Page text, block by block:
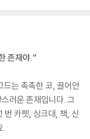
존재야.”
드는 촉촉한 코, 끌어안
러운 존재입니다. 그
번 카펫, 싱크대, 책, 신